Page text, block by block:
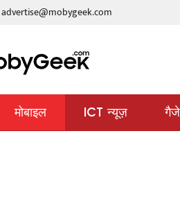
advertise@mobygeek.com
मोबाइल ICT न्यूज़